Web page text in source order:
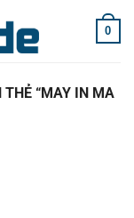
0
“MAY IN MA